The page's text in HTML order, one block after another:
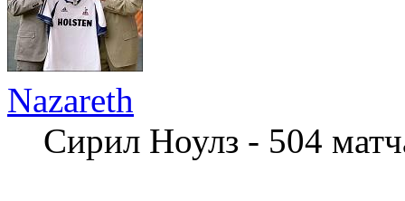
Nazareth
Сирил Ноулз - 504